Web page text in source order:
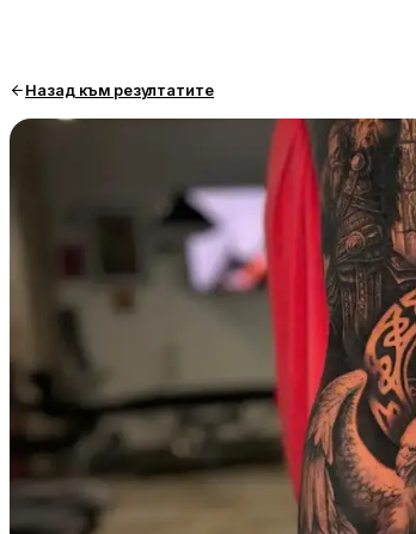
Назад към резултатите